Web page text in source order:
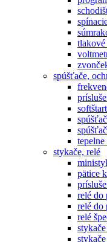
tlakové
spúšťače,
stykače, relé
pätice
relé do
relé do
relé